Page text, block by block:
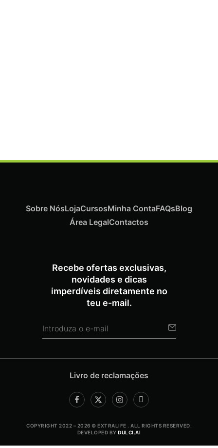
Recebe ofertas exclusivas,
novidades e dicas
imperdíveis diretamente no
teu e-mail.
Sobre NósLojaCursosMinha ContaFAQsBlog
Área LegalContactos
Livro de reclamações
COPYRIGHT 2022 – 2026 © EXTRALIFE . ALL RIGHTS RESERVED.
DEVELOPED BYDULCI.AI